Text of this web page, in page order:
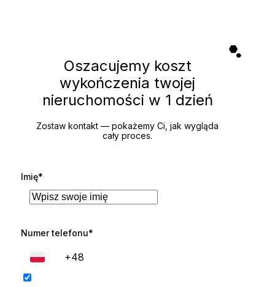
Oszacujemy koszt
wykończenia twojej
nieruchomości w 1 dzień
Zostaw kontakt — pokażemy Ci, jak wygląda
cały proces.
Imię*
Numer telefonu*